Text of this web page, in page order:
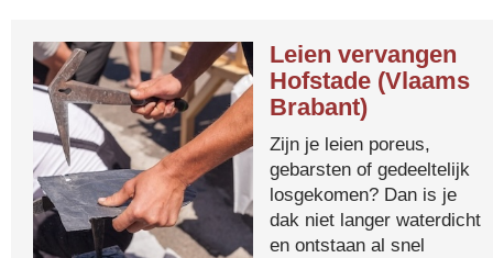
Leien vervangen
Hofstade (Vlaams
Brabant)
Zijn je leien poreus,
gebarsten of gedeeltelijk
losgekomen? Dan is je
dak niet langer waterdicht
en ontstaan al snel